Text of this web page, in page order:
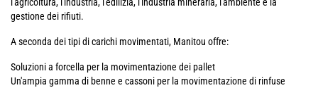
gestione dei rifiuti.
A seconda dei tipi di carichi movimentati, Manitou offre:
Soluzioni a forcella per la movimentazione dei pallet
Un'ampia gamma di benne e cassoni per la movimentazione di rinfuse